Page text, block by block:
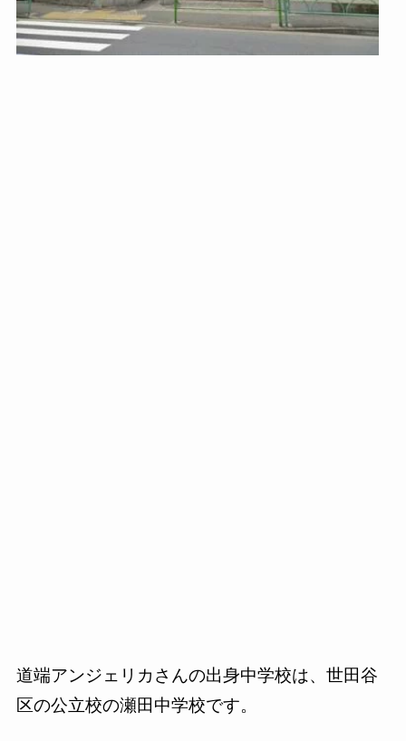
道端アンジェリカさんの出身中学校は、世田谷
区の公立校の瀬田中学校です。